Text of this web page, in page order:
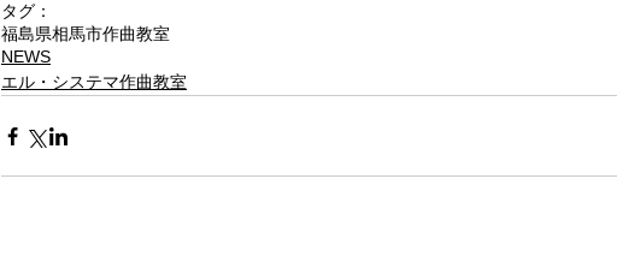
タグ：
福島県相馬市作曲教室
NEWS
エル・システマ作曲教室